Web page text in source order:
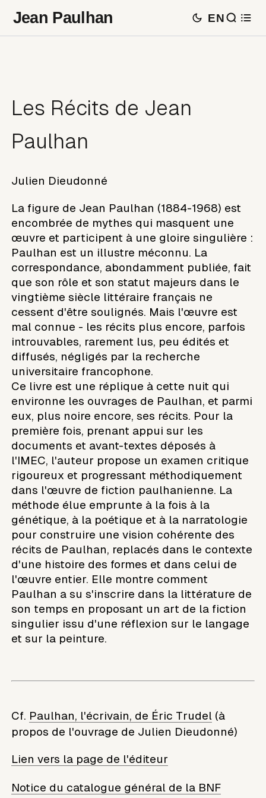
Jean Paulhan EN
Les Récits de Jean
Paulhan
Julien Dieudonné
La figure de Jean Paulhan (1884-1968) est
encombrée de mythes qui masquent une
œuvre et participent à une gloire singulière :
Paulhan est un illustre méconnu. La
correspondance, abondamment publiée, fait
que son rôle et son statut majeurs dans le
vingtième siècle littéraire français ne
cessent d'être soulignés. Mais l'œuvre est
mal connue - les récits plus encore, parfois
introuvables, rarement lus, peu édités et
diffusés, négligés par la recherche
universitaire francophone.
Ce livre est une réplique à cette nuit qui
environne les ouvrages de Paulhan, et parmi
eux, plus noire encore, ses récits. Pour la
première fois, prenant appui sur les
documents et avant-textes déposés à
l'IMEC, l'auteur propose un examen critique
rigoureux et progressant méthodiquement
dans l'œuvre de fiction paulhanienne. La
méthode élue emprunte à la fois à la
génétique, à la poétique et à la narratologie
pour construire une vision cohérente des
récits de Paulhan, replacés dans le contexte
d'une histoire des formes et dans celui de
l'œuvre entier. Elle montre comment
Paulhan a su s'inscrire dans la littérature de
son temps en proposant un art de la fiction
singulier issu d'une réflexion sur le langage
et sur la peinture.
Cf. Paulhan, l'écrivain, de Éric Trudel (à
propos de l'ouvrage de Julien Dieudonné)
Lien vers la page de l'éditeur
Notice du catalogue général de la BNF